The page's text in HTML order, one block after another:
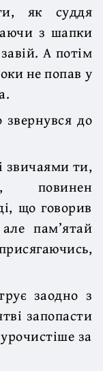
як суддя
з шапки
А потім
не попав у
звернувся до
звичаями ти,
повинен
що говорив
пам’ятай
заодно з
запопасти
за